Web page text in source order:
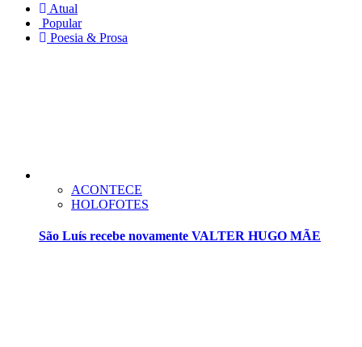
Atual
Popular
Poesia & Prosa
ACONTECE
HOLOFOTES
São Luís recebe novamente VALTER HUGO MÃE